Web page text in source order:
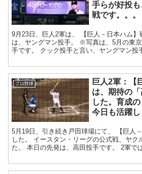
手らが好投
戦です。。。
9月23日、巨人2軍は、 【巨人－日本ハム
は、ヤングマン投手。 ※写真は、5月の東
手です。 クック投手と言い、ヤングマン投
プロ野球
巨人2軍：【
は、期待の
した。育成
今日も活躍し
5月19日、引き続き戸田球場にて、 【巨人
した。 イースタン・リーグの公式戦、ヤク
た。 本日の先発は、高田投手です。 2軍で